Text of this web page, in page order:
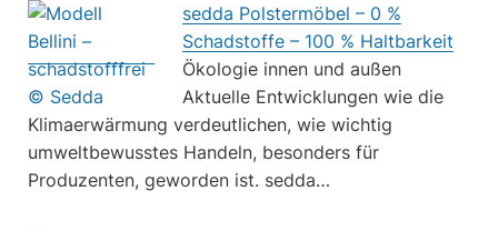
sedda Polstermöbel – 0 %
Schadstoffe – 100 % Haltbarkeit
Ökologie innen und außen
Aktuelle Entwicklungen wie die
Klimaerwärmung verdeutlichen, wie wichtig
umweltbewusstes Handeln, besonders für
Produzenten, geworden ist. sedda…